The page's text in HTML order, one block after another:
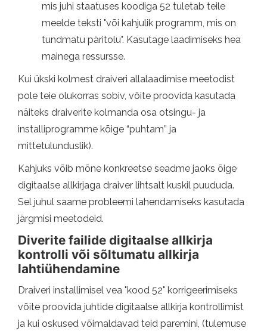
mis juhi staatuses koodiga 52 tuletab teile
meelde teksti "või kahjulik programm, mis on
tundmatu päritolu". Kasutage laadimiseks hea
mainega ressursse.
Kui ükski kolmest draiveri allalaadimise meetodist
pole teie olukorras sobiv, võite proovida kasutada
näiteks draiverite kolmanda osa otsingu- ja
installiprogramme kõige “puhtam” ja
mittetulunduslik).
Kahjuks võib mõne konkreetse seadme jaoks õige
digitaalse allkirjaga draiver lihtsalt kuskil puududa.
Sel juhul saame probleemi lahendamiseks kasutada
järgmisi meetodeid.
Diverite failide digitaalse allkirja
kontrolli või sõltumatu allkirja
lahtiühendamine
Draiveri installimisel vea "kood 52" korrigeerimiseks
võite proovida juhtide digitaalse allkirja kontrollimist
ja kui oskused võimaldavad teid paremini, (tulemuse